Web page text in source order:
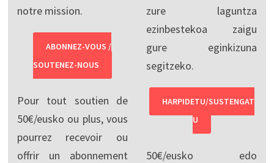
notre mission.
ABONNEZ-VOUS /
SOUTENEZ-NOUS
Pour tout soutien de
50€/eusko ou plus, vous
pourrez recevoir ou
offrir un abonnement
zure laguntza
ezinbestekoa zaigu
gure eginkizuna
segitzeko.
HARPIDETU/SUSTENGAT
U
50€/eusko edo